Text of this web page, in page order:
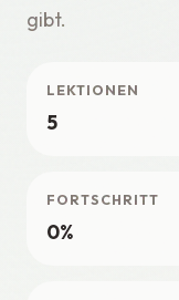
gibt.
LEKTIONEN
5
FORTSCHRITT
0%